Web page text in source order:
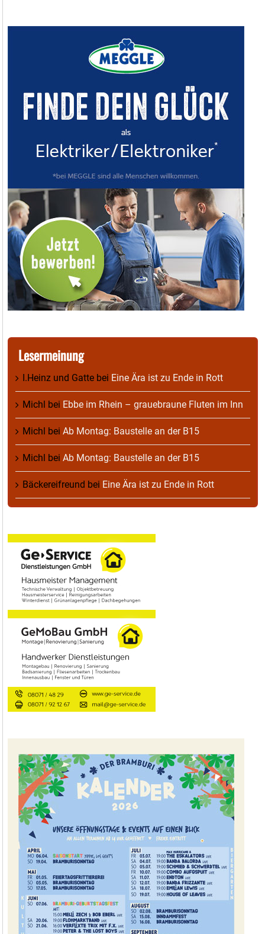
Lesermeinung
I.Heinz und Gatte bei Eine Ära ist zu Ende in Rott
Michl bei Ebbe im Rhein – grauebraune Fluten im Inn
Michl bei Ab Montag: Baustelle an der B15
Michl bei Ab Montag: Baustelle an der B15
Bäckereifreund bei Eine Ära ist zu Ende in Rott